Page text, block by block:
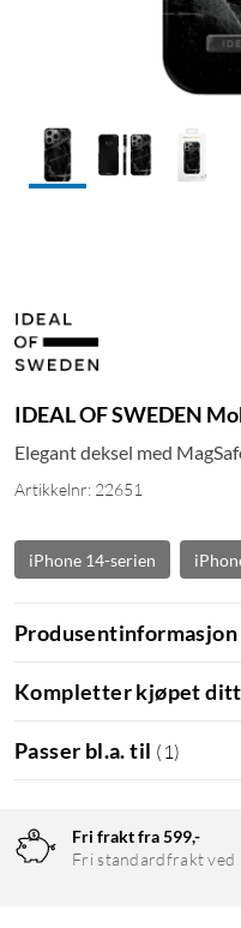
IDEAL OF SWEDEN
Elegant deksel med
Artikkelnr: 22651
iPhone 14-serien
Produsentinformasjon
Kompletter kjøpet ditt
Passer bl.a. til ( 1 )
Fri frakt fra 599,-
Fri standardfrakt ved